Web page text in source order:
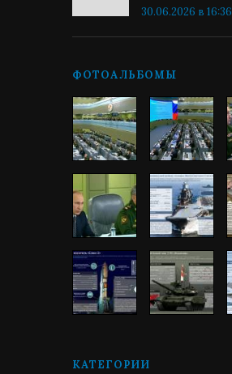
30.06.2026 в 16:36
ФОТОАЛЬБОМЫ
КАТЕГОРИИ